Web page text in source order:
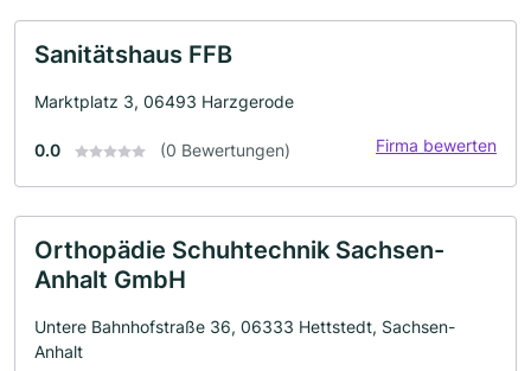
Sanitätshaus FFB
Marktplatz 3, 06493 Harzgerode
0.0 (0 Bewertungen) Firma bewerten
Orthopädie Schuhtechnik Sachsen-
Anhalt GmbH
Untere Bahnhofstraße 36, 06333 Hettstedt, Sachsen-
Anhalt